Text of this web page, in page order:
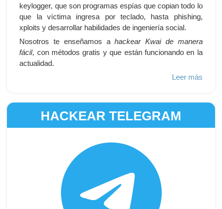
keylogger, que son programas espías que copian todo lo
que la víctima ingresa por teclado, hasta phishing,
xploits y desarrollar habilidades de ingeniería social.
Nosotros te enseñamos ahackear Kwai de manera
fácil, con métodos gratis y que están funcionando en la
actualidad.
Leer más
HACKEAR TELEGRAM